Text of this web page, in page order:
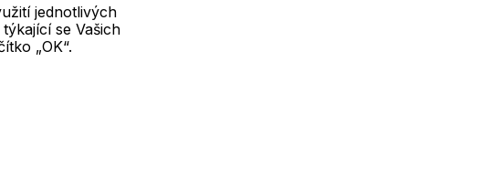
jednotlivých
se Vašich
„OK“.